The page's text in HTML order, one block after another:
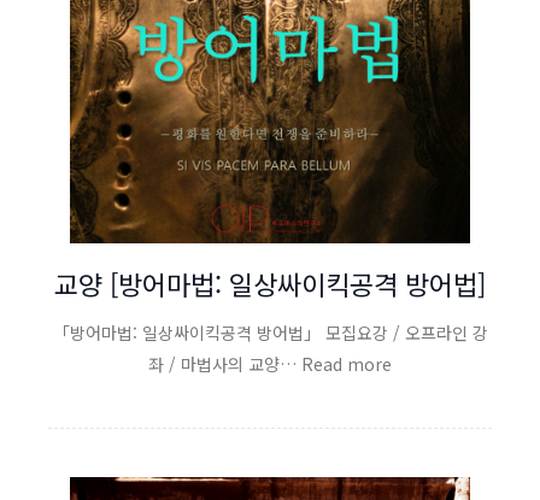
교양 [방어마법: 일상싸이킥공격 방어법]
「방어마법: 일상싸이킥공격 방어법」 모집요강 / 오프라인 강
좌 / 마법사의 교양… Read more